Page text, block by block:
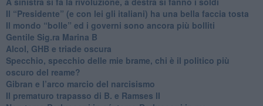
​Il “Presidente” (e con lei gli italiani) ha una bella faccia tosta
​Il mondo “bolle” ed i governi sono ancora più bolliti
​Gentile Sig.ra Marina B
​Alcol, GHB e triade oscura
​Specchio, specchio delle mie brame, chi è il politico più
oscuro del reame?
​Gibran e l’arco marcio del narcisismo
​Il prematuro trapasso di B. e Ramses II